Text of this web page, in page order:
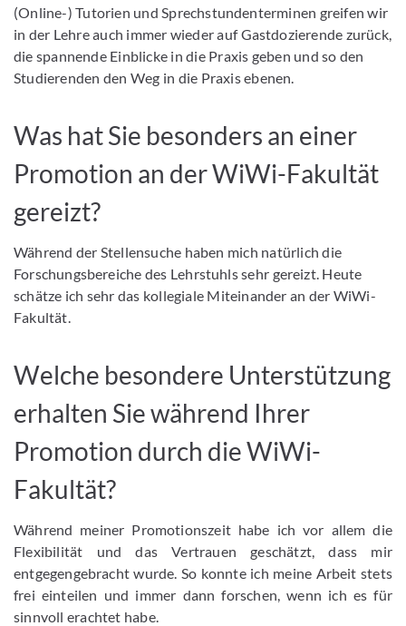
(Online-) Tutorien und Sprechstundenterminen greifen wir
in der Lehre auch immer wieder auf Gastdozierende zurück,
die spannende Einblicke in die Praxis geben und so den
Studierenden den Weg in die Praxis ebenen.
Was hat Sie besonders an einer
Promotion an der WiWi-Fakultät
gereizt?
Während der Stellensuche haben mich natürlich die
Forschungsbereiche des Lehrstuhls sehr gereizt. Heute
schätze ich sehr das kollegiale Miteinander an der WiWi-
Fakultät.
Welche besondere Unterstützung
erhalten Sie während Ihrer
Promotion durch die WiWi-
Fakultät?
Während meiner Promotionszeit habe ich vor allem die
Flexibilität und das Vertrauen geschätzt, dass mir
entgegengebracht wurde. So konnte ich meine Arbeit stets
frei einteilen und immer dann forschen, wenn ich es für
sinnvoll erachtet habe.